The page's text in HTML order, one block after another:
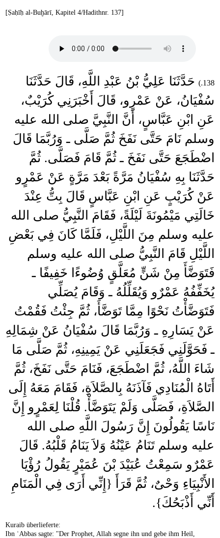
[Ṣaḥīḥ al-Buḫārī, Kapitel 4/Hadithnr. 137]
138.)
حَدَّثَنَا عَلِيُّ بْنُ عَبْدِ اللَّهِ، قَالَ حَدَّثَنَا
سُفْيَانُ، عَنْ عَمْرٍو، قَالَ أَخْبَرَنِي كُرَيْبٌ،
عَنِ ابْنِ عَبَّاسٍ، أَنَّ النَّبِيَّ صلى الله عليه
وسلم نَامَ حَتَّى نَفَخَ ثُمَّ صَلَّى ـ وَرُبَّمَا قَالَ
اضْطَجَعَ حَتَّى نَفَخَ ـ ثُمَّ قَامَ فَصَلَّى‏.‏ ثُمَّ
حَدَّثَنَا بِهِ سُفْيَانُ مَرَّةً بَعْدَ مَرَّةٍ عَنْ عَمْرٍو
عَنْ كُرَيْبٍ عَنِ ابْنِ عَبَّاسٍ قَالَ بِتُّ عِنْدَ
خَالَتِي مَيْمُونَةَ لَيْلَةً، فَقَامَ النَّبِيُّ صلى الله
عليه وسلم مِنَ اللَّيْلِ، فَلَمَّا كَانَ فِي بَعْضِ
اللَّيْلِ قَامَ النَّبِيُّ صلى الله عليه وسلم
فَتَوَضَّأَ مِنْ شَنٍّ مُعَلَّقٍ وُضُوءًا خَفِيفًا ـ
يُخَفِّفُهُ عَمْرٌو وَيُقَلِّلُهُ ـ وَقَامَ يُصَلِّي
فَتَوَضَّأْتُ نَحْوًا مِمَّا تَوَضَّأَ، ثُمَّ جِئْتُ فَقُمْتُ
عَنْ يَسَارِهِ ـ وَرُبَّمَا قَالَ سُفْيَانُ عَنْ شِمَالِهِ
ـ فَحَوَّلَنِي فَجَعَلَنِي عَنْ يَمِينِهِ، ثُمَّ صَلَّى مَا
شَاءَ اللَّهُ، ثُمَّ اضْطَجَعَ، فَنَامَ حَتَّى نَفَخَ، ثُمَّ
أَتَاهُ الْمُنَادِي فَآذَنَهُ بِالصَّلاَةِ، فَقَامَ مَعَهُ إِلَى
الصَّلاَةِ، فَصَلَّى وَلَمْ يَتَوَضَّأْ‏.‏ قُلْنَا لِعَمْرٍو إِنَّ
نَاسًا يَقُولُونَ إِنَّ رَسُولَ اللَّهِ صلى الله
عليه وسلم تَنَامُ عَيْنُهُ وَلاَ يَنَامُ قَلْبُهُ‏.‏ قَالَ
عَمْرٌو سَمِعْتُ عُبَيْدَ بْنَ عُمَيْرٍ يَقُولُ رُؤْيَا
الأَنْبِيَاءِ وَحْىٌ، ثُمَّ قَرَأَ ‏{‏إِنِّي أَرَى فِي الْمَنَامِ
أَنِّي أَذْبَحُكَ‏}‏‏.‏
Kuraib überlieferte:
Ibn ʿAbbas sagte: "Der Prophet, Allah segne ihn und gebe ihm Heil,